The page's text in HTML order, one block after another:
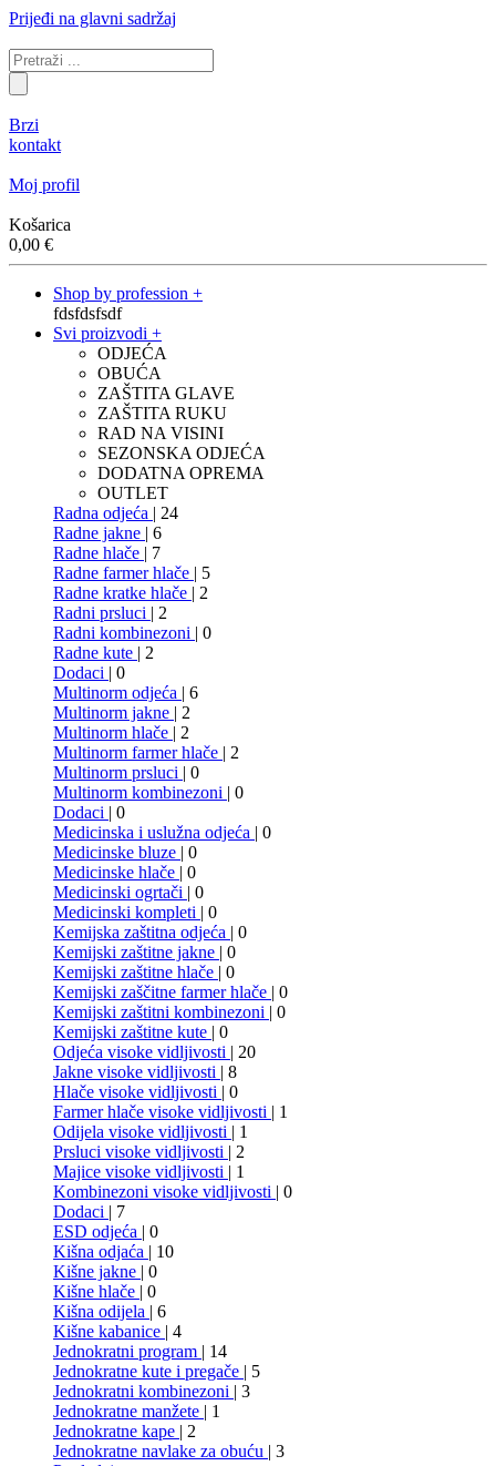
Prijeđi na glavni sadržaj
Brzi
kontakt
Moj profil
Košarica
0,00 €
Shop by profession +
fdsfdsfsdf
Svi proizvodi +
ODJEĆA
OBUĆA
ZAŠTITA GLAVE
ZAŠTITA RUKU
RAD NA VISINI
SEZONSKA ODJEĆA
DODATNA OPREMA
OUTLET
Radna odjeća | 24
Radne jakne | 6
Radne hlače | 7
Radne farmer hlače | 5
Radne kratke hlače | 2
Radni prsluci | 2
Radni kombinezoni | 0
Radne kute | 2
Dodaci | 0
Multinorm odjeća | 6
Multinorm jakne | 2
Multinorm hlače | 2
Multinorm farmer hlače | 2
Multinorm prsluci | 0
Multinorm kombinezoni | 0
Dodaci | 0
Medicinska i uslužna odjeća | 0
Medicinske bluze | 0
Medicinske hlače | 0
Medicinski ogrtači | 0
Medicinski kompleti | 0
Kemijska zaštitna odjeća | 0
Kemijski zaštitne jakne | 0
Kemijski zaštitne hlače | 0
Kemijski zaščitne farmer hlače | 0
Kemijski zaštitni kombinezoni | 0
Kemijski zaštitne kute | 0
Odjeća visoke vidljivosti | 20
Jakne visoke vidljivosti | 8
Hlače visoke vidljivosti | 0
Farmer hlače visoke vidljivosti | 1
Odijela visoke vidljivosti | 1
Prsluci visoke vidljivosti | 2
Majice visoke vidljivosti | 1
Kombinezoni visoke vidljivosti | 0
Dodaci | 7
ESD odjeća | 0
Kišna odjaća | 10
Kišne jakne | 0
Kišne hlače | 0
Kišna odijela | 6
Kišne kabanice | 4
Jednokratni program | 14
Jednokratne kute i pregače | 5
Jednokratni kombinezoni | 3
Jednokratne manžete | 1
Jednokratne kape | 2
Jednokratne navlake za obuću | 3